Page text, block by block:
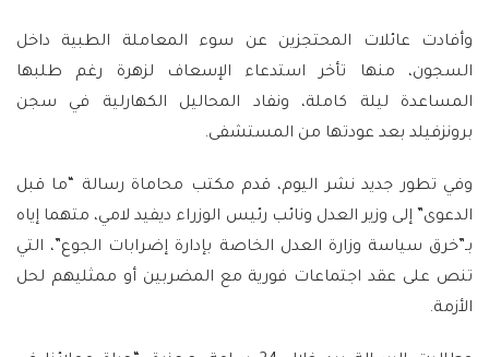
وأفادت عائلات المحتجزين عن سوء المعاملة الطبية داخل
السجون، منها تأخر استدعاء الإسعاف لزهرة رغم طلبها
المساعدة ليلة كاملة، ونفاد المحاليل الكهارلية في سجن
برونزفيلد بعد عودتها من المستشفى.
وفي تطور جديد نشر اليوم، قدم مكتب محاماة رسالة “ما قبل
الدعوى” إلى وزير العدل ونائب رئيس الوزراء ديفيد لامي، متهما إياه
بـ”خرق سياسة وزارة العدل الخاصة بإدارة إضرابات الجوع”، التي
تنص على عقد اجتماعات فورية مع المضربين أو ممثليهم لحل
الأزمة.